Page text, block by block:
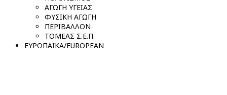
ΑΓΩΓΗ ΥΓΕΙΑΣ
ΦΥΣΙΚΗ ΑΓΩΓΗ
ΠΕΡΙΒΑΛΛΟΝ
ΤΟΜΕΑΣ Σ.Ε.Π.
ΕΥΡΩΠΑΪΚΑ/EUROPEAN